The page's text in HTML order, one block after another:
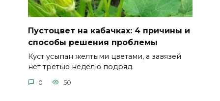
Пустоцвет на кабачках: 4 причины и
способы решения проблемы
Куст усыпан желтыми цветами, а завязей
нет третью неделю подряд.
0 50